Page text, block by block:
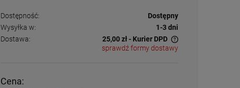
Dostępność:
Dostępny
Wysyłka w:
1-3 dni
Dostawa:
25,00 zł- Kurier DPD
sprawdź formy dostawy
Cena: